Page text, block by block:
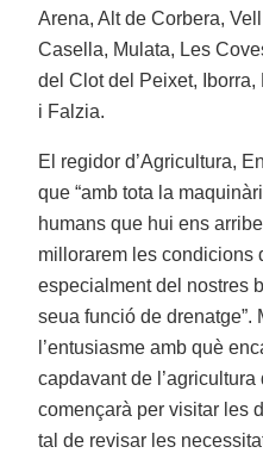
Arena, Alt de Corbera,
Casella, Mulata, Les
del Clot del Peixet, Iborra,
i Falzia.
El regidor d’Agricultura,
que “amb tota la
humans que hui ens
millorarem les condicions
especialment del nostres
seua funció de drenatge”.
l’entusiasme amb què
capdavant de
començarà per visitar les
tal de revisar les